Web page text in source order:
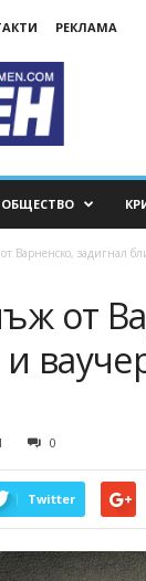
РЕКЛАМА
ОБЩЕСТВО
Варненско, задигнал
от
0
Twitter